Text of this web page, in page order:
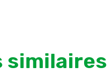
similaires